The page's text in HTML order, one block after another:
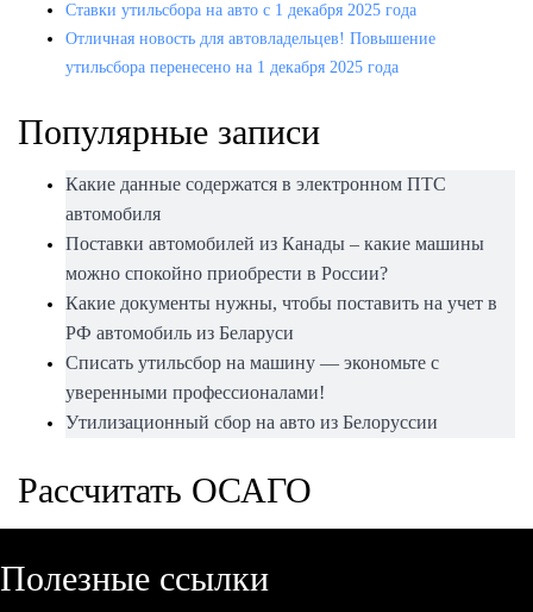
Ставки утильсбора на авто с 1 декабря 2025 года
Отличная новость для автовладельцев! Повышение
утильсбора перенесено на 1 декабря 2025 года
Популярные записи
Какие данные содержатся в электронном ПТС
автомобиля
Поставки автомобилей из Канады – какие машины
можно спокойно приобрести в России?
Какие документы нужны, чтобы поставить на учет в
РФ автомобиль из Беларуси
Списать утильсбор на машину — экономьте с
уверенными профессионалами!
Утилизационный сбор на авто из Белоруссии
Рассчитать ОСАГО
Полезные ссылки